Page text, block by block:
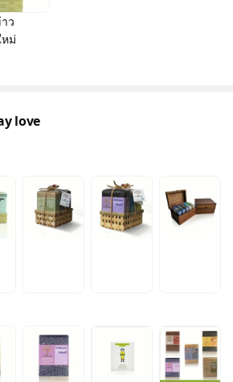
ว
ใหม่
love